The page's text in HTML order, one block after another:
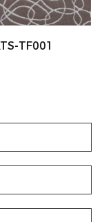
ATS-TF002